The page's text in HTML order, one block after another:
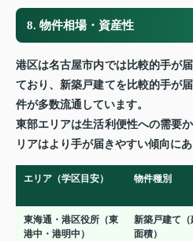
8. 物件相場・資産性
港区は名古屋市内では比較的手が
ており、新築戸建てを比較的手が
件が多数流通しています。
東部エリアは生活利便性への需要
リアはより手が届きやすい傾向にあ
エリア（学区目安） 物件種別
東海通・港区役所（東
港中・港明中）
新築戸建て（
面積）